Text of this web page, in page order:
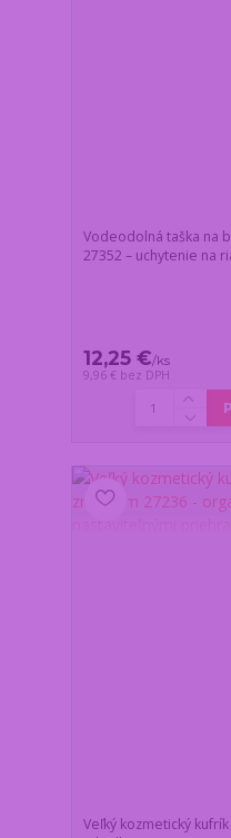
Vodeodolná taška na
27352 – uchytenie na
12,25 €/ks
9,96 € bez DPH
Veľký kozmetický